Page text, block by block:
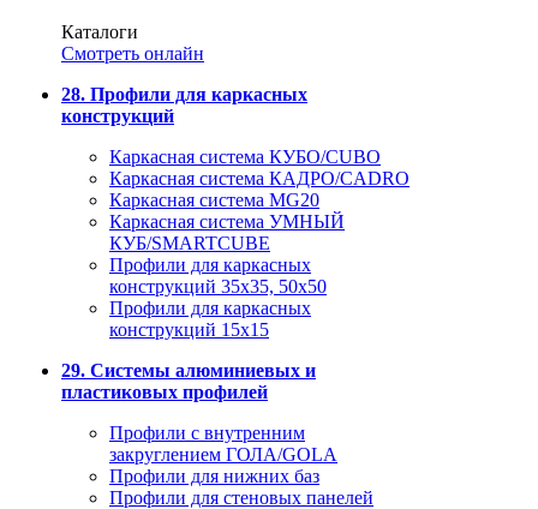
Каталоги
Смотреть онлайн
28. Профили для каркасных
конструкций
Каркасная система КУБО/CUBO
Каркасная система КАДРО/CADRO
Каркасная система MG20
Каркасная система УМНЫЙ
КУБ/SMARTCUBE
Профили для каркасных
конструкций 35x35, 50x50
Профили для каркасных
конструкций 15х15
29. Системы алюминиевых и
пластиковых профилей
Профили с внутренним
закруглением ГОЛА/GOLA
Профили для нижних баз
Профили для стеновых панелей